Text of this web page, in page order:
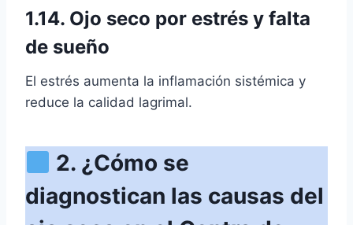
1.14. Ojo seco por estrés y falta
de sueño
El estrés aumenta la inflamación sistémica y
reduce la calidad lagrimal.
2. ¿Cómo se
diagnostican las causas del